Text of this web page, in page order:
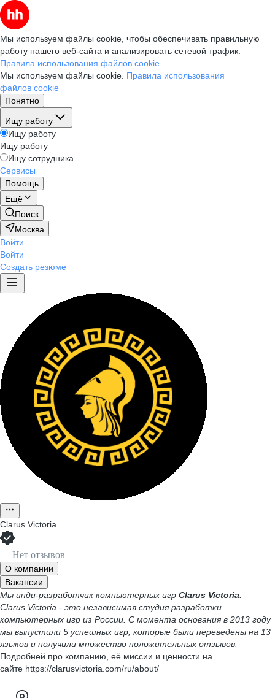
Мы используем файлы cookie, чтобы обеспечивать правильную
работу нашего веб-сайта и анализировать сетевой трафик.
Правила использования файлов cookie
Мы используем файлы cookie. Правила использования
файлов cookie
Понятно
Ищу работу
Ищу работу
Ищу работу
Ищу сотрудника
Сервисы
Помощь
Ещё
Поиск
Москва
Войти
Войти
Создать резюме
Clarus Victoria
Нет отзывов
О компании
Вакансии
Мы инди-разработчик компьютерных игр Clarus Victoria
Clarus Victoria - это независимая студия разработки
компьютерных игр из России. С момента основания в 2013 году
мы выпустили 5 успешных игр, которые были переведены на 13
языков и получили множество положительных отзывов.
Подробней про компанию, её миссии и ценности на
сайте https://clarusvictoria.com/ru/about/